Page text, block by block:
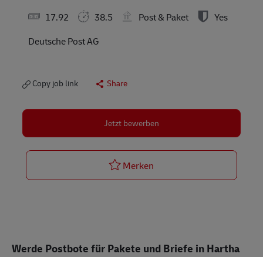
17.92
38.5 Post & Paket
Yes
Deutsche Post AG
Copy job link Share
Jetzt bewerben
Merken
Werde Postbote für Pakete und Briefe in Hartha